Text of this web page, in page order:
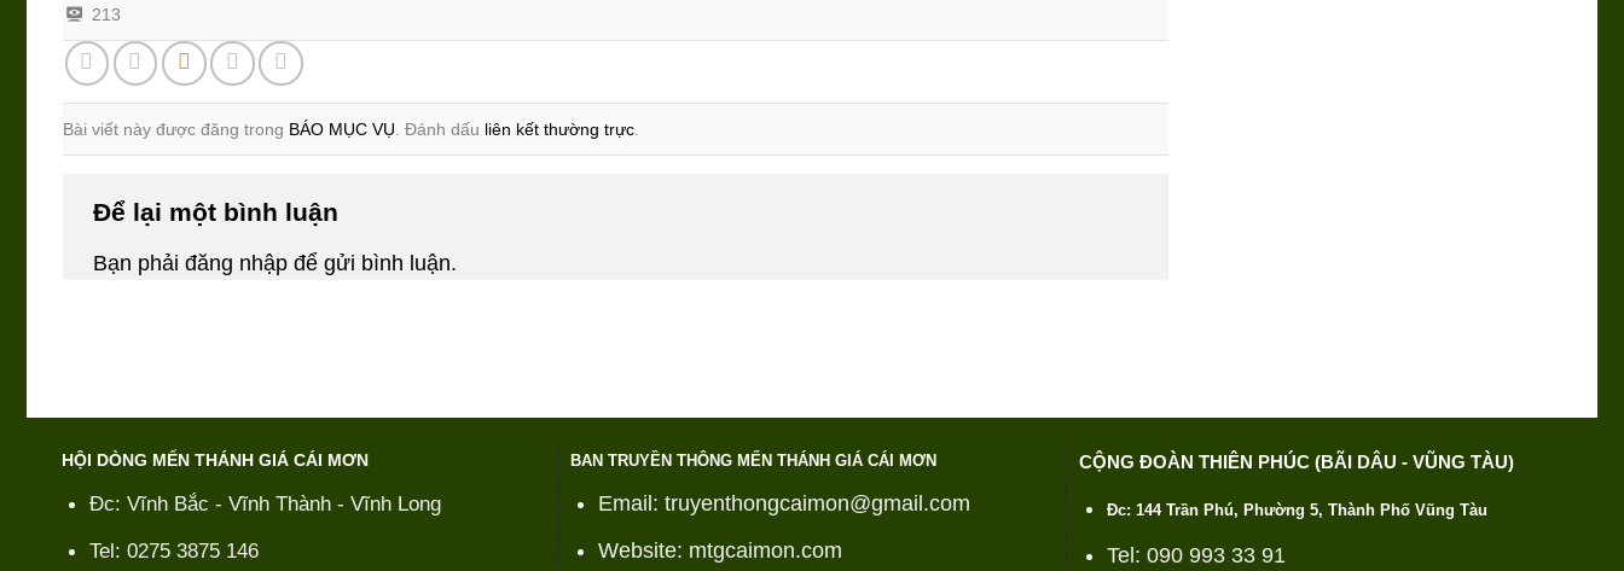
213
Bài viết này được đăng trong BÁO MỤC VỤ. Đánh dấu liên kết thường trực.
Để lại một bình luận
Bạn phải đăng nhập để gửi bình luận.
HỘI DÒNG MẾN THÁNH GIÁ CÁI MƠN
Đc: Vĩnh Bắc - Vĩnh Thành - Vĩnh Long
Tel: 0275 3875 146
BAN TRUYỀN THÔNG MẾN THÁNH GIÁ CÁI MƠN
Email: truyenthongcaimon@gmail.com
Website: mtgcaimon.com
CỘNG ĐOÀN THIÊN PHÚC (BÃI DÂU - VŨNG TÀU)
Đc: 144 Trần Phú, Phường 5, Thành Phố Vũng Tàu
Tel: 090 993 33 91